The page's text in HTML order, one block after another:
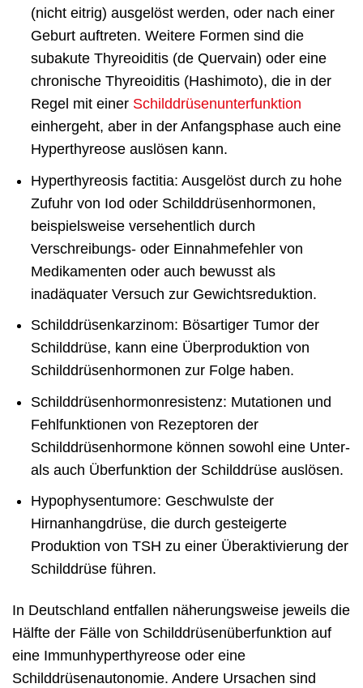
(nicht eitrig) ausgelöst werden, oder nach einer
Geburt auftreten. Weitere Formen sind die
subakute Thyreoiditis (de Quervain) oder eine
chronische Thyreoiditis (Hashimoto), die in der
Regel mit einer Schilddrüsenunterfunktion
einhergeht, aber in der Anfangsphase auch eine
Hyperthyreose auslösen kann.
Hyperthyreosis factitia: Ausgelöst durch zu hohe
Zufuhr von Iod oder Schilddrüsenhormonen,
beispielsweise versehentlich durch
Verschreibungs- oder Einnahmefehler von
Medikamenten oder auch bewusst als
inadäquater Versuch zur Gewichtsreduktion.
Schilddrüsenkarzinom: Bösartiger Tumor der
Schilddrüse, kann eine Überproduktion von
Schilddrüsenhormonen zur Folge haben.
Schilddrüsenhormonresistenz: Mutationen und
Fehlfunktionen von Rezeptoren der
Schilddrüsenhormone können sowohl eine Unter-
als auch Überfunktion der Schilddrüse auslösen.
Hypophysentumore: Geschwulste der
Hirnanhangdrüse, die durch gesteigerte
Produktion von TSH zu einer Überaktivierung der
Schilddrüse führen.
In Deutschland entfallen näherungsweise jeweils die
Hälfte der Fälle von Schilddrüsenüberfunktion auf
eine Immunhyperthyreose oder eine
Schilddrüsenautonomie. Andere Ursachen sind